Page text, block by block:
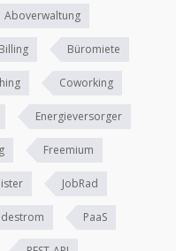
Aboverwaltung
Billing Büromiete
Coworking
Energieversorger
Freemium
JobRad
PaaS